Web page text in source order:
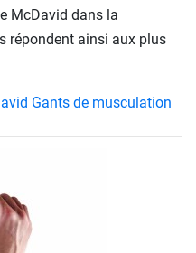
McDavid dans la
répondent ainsi aux plus
Gants de musculation